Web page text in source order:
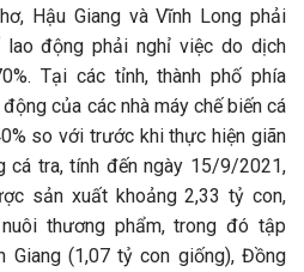
Hậu Giang và Vĩnh Long phải
động phải nghỉ việc do dịch
Tại các tỉnh, thành phố phía
của các nhà máy chế biến cá
so với trước khi thực hiện giãn
cá tra, tính đến ngày 15/9/2021,
sản xuất khoảng 2,33 tỷ con,
thương phẩm, trong đó tập
Giang (1,07 tỷ con giống), Đồng